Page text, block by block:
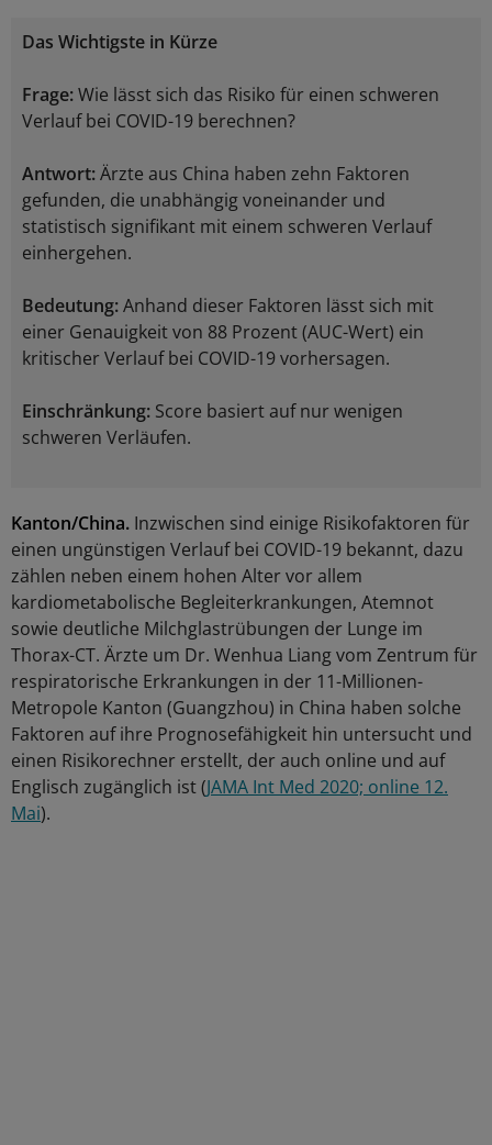
Das Wichtigste in Kürze
Frage:Wie lässt sich das Risiko für einen schweren
Verlauf bei COVID-19 berechnen?
Antwort:Ärzte aus China haben zehn Faktoren
gefunden, die unabhängig voneinander und
statistisch signifikant mit einem schweren Verlauf
einhergehen.
Bedeutung:Anhand dieser Faktoren lässt sich mit
einer Genauigkeit von 88 Prozent (AUC-Wert) ein
kritischer Verlauf bei COVID-19 vorhersagen.
Einschränkung: Score basiert auf nur wenigen
schweren Verläufen.
Kanton/China. Inzwischen sind einige Risikofaktoren für
einen ungünstigen Verlauf bei COVID-19 bekannt, dazu
zählen neben einem hohen Alter vor allem
kardiometabolische Begleiterkrankungen, Atemnot
sowie deutliche Milchglastrübungen der Lunge im
Thorax-CT. Ärzte um Dr. Wenhua Liang vom Zentrum für
respiratorische Erkrankungen in der 11-Millionen-
Metropole Kanton (Guangzhou) in China haben solche
Faktoren auf ihre Prognosefähigkeit hin untersucht und
einen Risikorechner erstellt, der auch online und auf
Englisch zugänglich ist (JAMA Int Med 2020; online 12.
Mai).